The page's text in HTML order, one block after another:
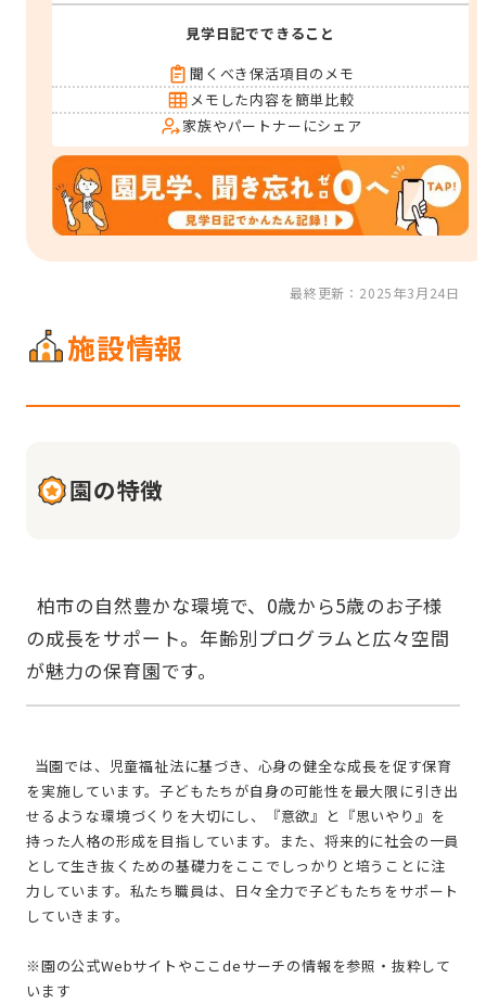
見学日記でできること
聞くべき保活項目のメモ
メモした内容を簡単比較
家族やパートナーにシェア
最終更新：2025年3月24日
施設情報
園の特徴
の成長をサポート。年齢別プログラムと広々空間
を実施しています。子どもたちが自身の可能性を最大限に引き出
せるような環境づくりを大切にし、『意欲』と『思いやり』を
持った人格の形成を目指しています。また、将来的に社会の一員
として生き抜くための基礎力をここでしっかりと培うことに注
力しています。私たち職員は、日々全力で子どもたちをサポート
していきます。
※園の公式Webサイトやここdeサーチの情報を参照・抜粋して